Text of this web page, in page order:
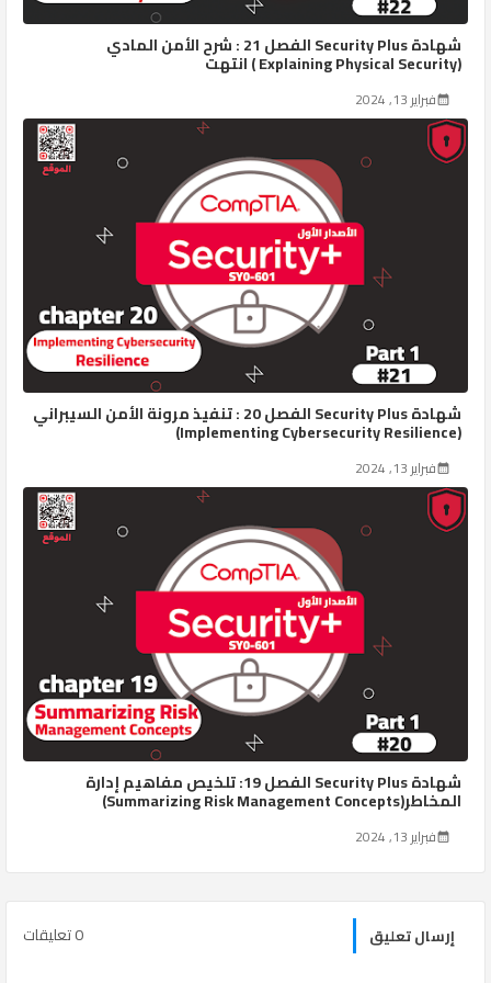
شهادة Security Plus الفصل 21 : شرح الأمن المادي
(Explaining Physical Security ) انتهت
فبراير 13, 2024
شهادة Security Plus الفصل 20 : تنفيذ مرونة الأمن السيبراني
(Implementing Cybersecurity Resilience)
فبراير 13, 2024
شهادة Security Plus الفصل 19: تلخيص مفاهيم إدارة
المخاطر(Summarizing Risk Management Concepts)
فبراير 13, 2024
إرسال تعليق 0 تعليقات